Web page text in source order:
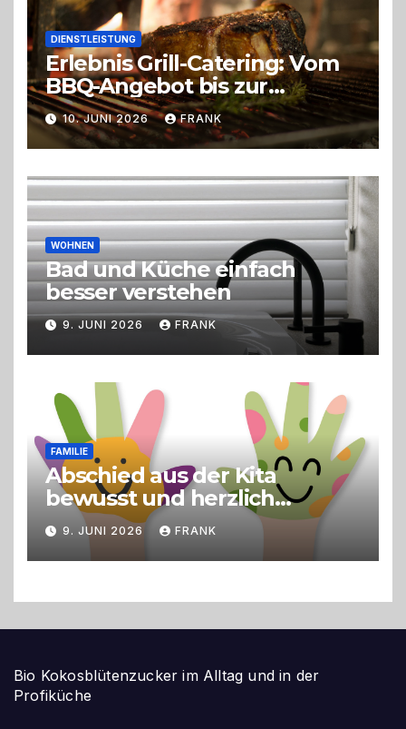
DIENSTLEISTUNG
Erlebnis Grill-Catering: Vom
BBQ-Angebot bis zur
perfekten Eventorganisation
Trend zu Outdoor-Events,
Erlebnisgastronomie und
Live-Cooking
10. JUNI 2026 FRANK
WOHNEN
Bad und Küche einfach
besser verstehen
9. JUNI 2026 FRANK
FAMILIE
Abschied aus der Kita
bewusst und herzlich
gestalten
9. JUNI 2026 FRANK
Bio Kokosblütenzucker im Alltag und in der
Profiküche